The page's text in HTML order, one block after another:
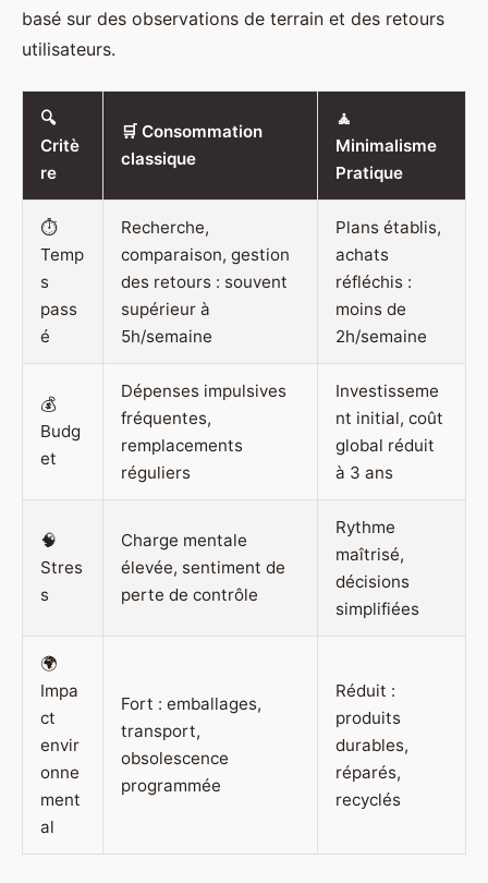
basé sur des observations de terrain et des retours
utilisateurs.
🔍
Critè
re
🛒 Consommation
classique
🧘
Minimalisme
Pratique
⏱️
Temp
s
pass
é
Recherche,
comparaison, gestion
des retours : souvent
supérieur à
5h/semaine
Plans établis,
achats
réfléchis :
moins de
2h/semaine
💰
Budg
et
Dépenses impulsives
fréquentes,
remplacements
réguliers
Investisseme
nt initial, coût
global réduit
à 3 ans
🧠
Stres
s
Charge mentale
élevée, sentiment de
perte de contrôle
Rythme
maîtrisé,
décisions
simplifiées
🌍
Impa
ct
envir
onne
ment
al
Fort : emballages,
transport,
obsolescence
programmée
Réduit :
produits
durables,
réparés,
recyclés